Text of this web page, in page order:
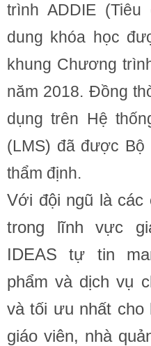
trình ADDIE
dung khóa học
khung Chương
năm 2018. Đồng
dụng trên Hệ
(LMS) đã được
thẩm định.
Với đội ngũ là các
trong lĩnh vực
IDEAS tự tin
phẩm và dịch vụ
và tối ưu nhất cho
giáo viên, nhà